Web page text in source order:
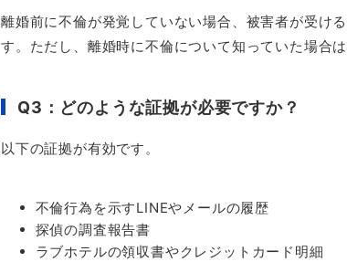
離婚前に不倫が発覚していない場合、被害者が受け
す。ただし、離婚時に不倫について知っていた場合
Q3：どのような証拠が必要ですか？
以下の証拠が有効です。
不倫行為を示すLINEやメールの履歴
探偵の調査報告書
ラブホテルの領収書やクレジットカード明細